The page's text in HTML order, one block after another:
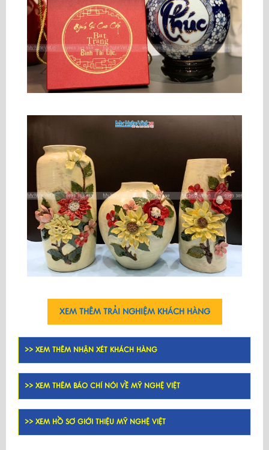
XEM THÊM TRẢI NGHIỆM KHÁCH HÀNG
>> XEM THÊM NHẬN XÉT KHÁCH HÀNG
>> XEM THÊM BÁO CHÍ NÓI VỀ MỸ NGHỆ VIỆT
>> XEM HỒ SƠ GIỚI THIỆU MỸ NGHỆ VIỆT